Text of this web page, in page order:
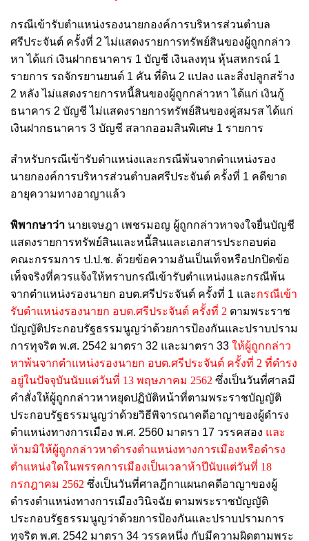
กรณีเข้ารับตำแหน่งรองนายกองค์การบริหารส่วนตำบล
ศรีประจันต์ ครั้งที่ 2 ไม่แสดงรายการทรัพย์สินของผู้ถูกกล่าว
หา ได้แก่ เงินฝากธนาคาร 1 บัญชี เงินลงทุน หุ้นสหกรณ์ 1
รายการ รถจักรยานยนต์ 1 คัน ที่ดิน 2 แปลง และสิ่งปลูกสร้าง
2 หลัง ไม่แสดงรายการหนี้สินของผู้ถูกกล่าวหา ได้แก่ เงินกู้
ธนาคาร 2 บัญชี ไม่แสดงรายการทรัพย์สินของคู่สมรส ได้แก่
เงินฝากธนาคาร 3 บัญชี สลากออมสินพิเศษ 1 รายการ
สำหรับกรณีเข้ารับตำแหน่งและกรณีพ้นจากตำแหน่งรอง
นายกองค์การบริหารส่วนตำบลศรีประจันต์ ครั้งที่ 1 คดีขาด
อายุความทางอาญาแล้ว
พิพากษาว่า นายเจษฎา เพชรมอญ ผู้ถูกกล่าวหาจงใจยื่นบัญชี
แสดงรายการทรัพย์สินและหนี้สินและเอกสารประกอบต่อ
คณะกรรมการ ป.ป.ช. ด้วยข้อความอันเป็นเท็จหรือปกปิดข้อ
เท็จจริงที่ควรแจ้งให้ทราบกรณีเข้ารับตำแหน่งและกรณีพ้น
จากตำแหน่งรองนายก อบต.ศรีประจันต์ ครั้งที่ 1 และกรณีเข้า
รับตำแหน่งรองนายก อบต.ศรีประจันต์ ครั้งที่ 2 ตามพระราช
บัญญัติประกอบรัฐธรรมนูญว่าด้วยการป้องกันและปราบปราม
การทุจริต พ.ศ. 2542 มาตรา 32 และมาตรา 33 ให้ผู้ถูกกล่าว
หาพ้นจากตำแหน่งรองนายก อบต.ศรีประจันต์ ครั้งที่ 2 ที่ดำรง
อยู่ในปัจจุบันนับแต่วันที่ 13 พฤษภาคม 2562 ซึ่งเป็นวันที่ศาลมี
คำสั่งให้ผู้ถูกกล่าวหาหยุดปฏิบัติหน้าที่ตามพระราชบัญญัติ
ประกอบรัฐธรรมนูญว่าด้วยวิธีพิจารณาคดีอาญาของผู้ดำรง
ตำแหน่งทางการเมือง พ.ศ. 2560 มาตรา 17 วรรคสอง และ
ห้ามมิให้ผู้ถูกกล่าวหาดำรงตำแหน่งทางการเมืองหรือดำรง
ตำแหน่งใดในพรรคการเมืองเป็นเวลาห้าปีนับแต่วันที่ 18
กรกฎาคม 2562 ซึ่งเป็นวันที่ศาลฎีกาแผนกคดีอาญาของผู้
ดำรงตำแหน่งทางการเมืองวินิจฉัย ตามพระราชบัญญัติ
ประกอบรัฐธรรมนูญว่าด้วยการป้องกันและปราบปรามการ
ทุจริต พ.ศ. 2542 มาตรา 34 วรรคหนึ่ง กับมีความผิดตามพระ